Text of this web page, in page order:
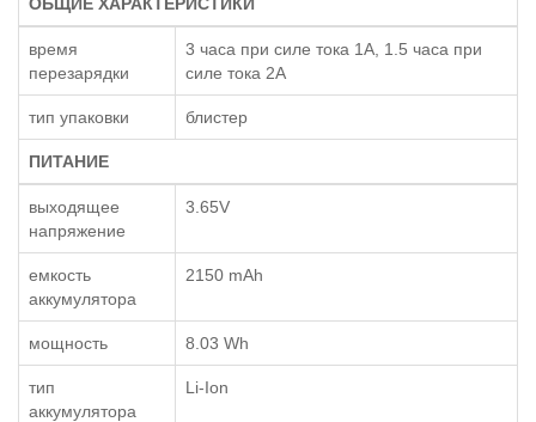
время
перезарядки
3 часа при силе тока 1A, 1.5 часа при
силе тока 2A
тип упаковки блистер
ПИТАНИЕ
выходящее
напряжение
3.65V
емкость
аккумулятора
2150 mAh
мощность 8.03 Wh
тип
аккумулятора
Li-Ion